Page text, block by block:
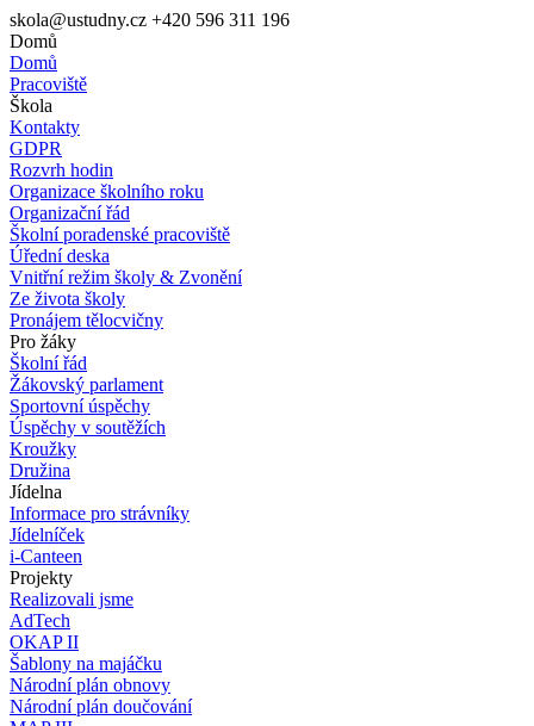
skola@ustudny.cz +420 596 311 196
Domů
Domů
Pracoviště
Škola
Kontakty
GDPR
Rozvrh hodin
Organizace školního roku
Organizační řád
Školní poradenské pracoviště
Úřední deska
Vnitřní režim školy & Zvonění
Ze života školy
Pronájem tělocvičny
Pro žáky
Školní řád
Žákovský parlament
Sportovní úspěchy
Úspěchy v soutěžích
Kroužky
Družina
Jídelna
Informace pro strávníky
Jídelníček
i-Canteen
Projekty
Realizovali jsme
AdTech
OKAP II
Šablony na majáčku
Národní plán obnovy
Národní plán doučování